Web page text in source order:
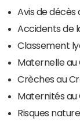
Avis de décès
Accidents de
Classement
Maternelle au
Crèches au
Maternités au
Risques